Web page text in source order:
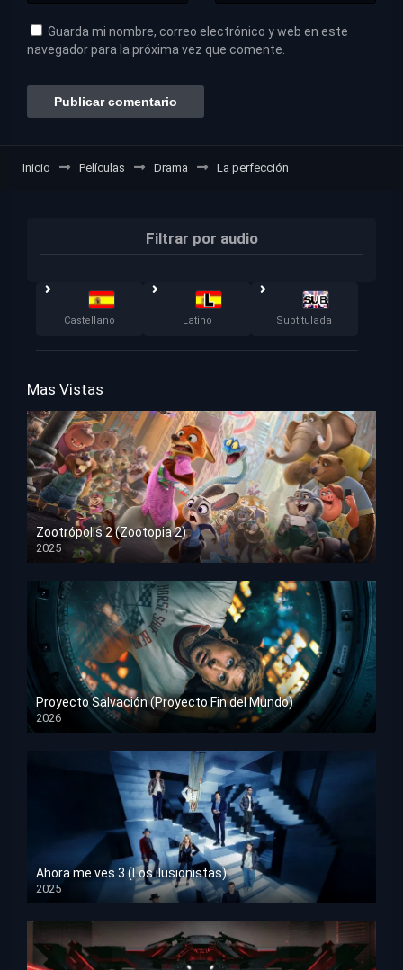
Guarda mi nombre, correo electrónico y web en este
navegador para la próxima vez que comente.
Inicio Películas Drama La perfección
Filtrar por audio
Castellano Latino Subtitulada
Mas Vistas
Zootrópolis 2 (Zootopia 2)
2025
HD 1080p
Proyecto Salvación (Proyecto Fin del Mundo)
2026
HD 1080p
Ahora me ves 3 (Los ilusionistas)
2025
HD 1080p